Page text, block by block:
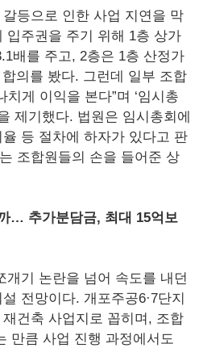
등으로 인한 사업 지연을 막
입주권을 주기 위해 1층 상가
배를 주고, 2층은 1층 산정가
의를 봤다. 그런데 일부 조합
치게 이익을 본다”며 ‘임시총
제기했다. 법원은 임시총회에
등 절차에 하자가 있다고 판
조합원들의 손을 들어준 상
… 추가분담금, 최대 15억보
개기 논란을 넘어 속도를 내던
전망이다. 개포주공6·7단지
건축 사업지로 꼽히며, 조합
만큼 사업 진행 과정에서도